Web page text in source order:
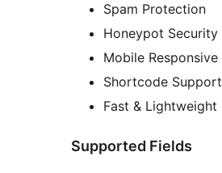
Spam Protection
Honeypot Security
Mobile Responsive
Shortcode Support
Fast & Lightweight
Supported Fields